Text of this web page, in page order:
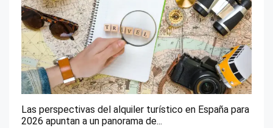
Las perspectivas del alquiler turístico en España para
2026 apuntan a un panorama de...